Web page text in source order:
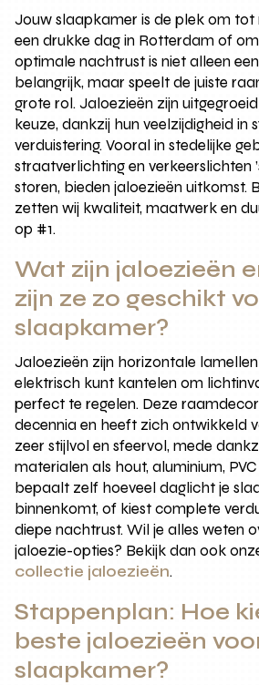
Jouw slaapkamer is de plek om tot
een drukke dag in Rotterdam of
optimale nachtrust is niet alleen
belangrijk, maar speelt de juiste
grote rol. Jaloezieën zijn
keuze, dankzij hun veelzijdigheid in
verduistering. Vooral in stedelijke
straatverlichting en verkeerslichten
storen, bieden jaloezieën uitkomst.
zetten wij kwaliteit, maatwerk en
op #1.
Wat zijn jaloezieën
zijn ze zo geschikt
slaapkamer?
Jaloezieën zijn horizontale
elektrisch kunt kantelen om
perfect te regelen. Deze
decennia en heeft zich ontwikkeld
zeer stijlvol en sfeervol, mede
materialen als hout, aluminium,
bepaalt zelf hoeveel daglicht je
binnenkomt, of kiest complete
diepe nachtrust. Wil je alles weten
jaloezie-opties? Bekijk dan ook
collectie jaloezieën.
Stappenplan: Hoe
beste jaloezieën
slaapkamer?